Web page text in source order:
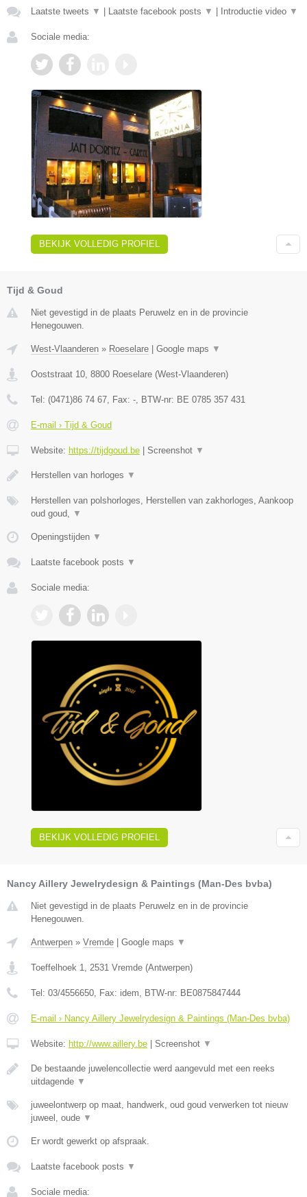
Laatste tweets ▼ Laatste facebook posts ▼ Introductie video ▼
Sociale media:
BEKIJK VOLLEDIG PROFIEL
Tijd & Goud
Niet gevestigd in de plaats Peruwelz en in de provincie
Henegouwen.
West-Vlaanderen » Roeselare | Google maps ▼
Ooststraat 10 8800 Roeselare (West-Vlaanderen)
Tel: (0471)86 74 67 , Fax: - , BTW-nr: BE 0785 357 431
E-mail › Tijd & Goud
Website: https://tijdgoud.be | Screenshot ▼
Herstellen van horloges ▼
Herstellen van polshorloges, Herstellen van zakhorloges, Aankoop
oud goud,
▼
Openingstijden ▼
Laatste facebook posts ▼
Sociale media:
BEKIJK VOLLEDIG PROFIEL
Nancy Aillery Jewelrydesign & Paintings (Man-Des bvba)
Niet gevestigd in de plaats Peruwelz en in de provincie
Henegouwen.
Antwerpen » Vremde | Google maps ▼
Toeffelhoek 1 2531 Vremde (Antwerpen)
Tel: 03/4556650 , Fax: idem , BTW-nr: BE0875847444
E-mail › Nancy Aillery Jewelrydesign & Paintings (Man-Des bvba)
Website: http://www.aillery.be | Screenshot ▼
De bestaande juwelencollectie werd aangevuld met een reeks
uitdagende ▼
juweelontwerp op maat, handwerk, oud goud verwerken tot nieuw
juweel, oude ▼
Er wordt gewerkt op afspraak.
Laatste facebook posts ▼
Sociale media: